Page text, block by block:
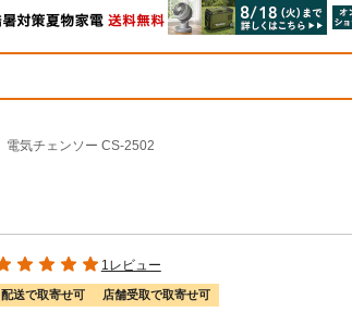
電気チェンソー CS-2502
1レビュー
配送で取寄せ可 店舗受取で取寄せ可